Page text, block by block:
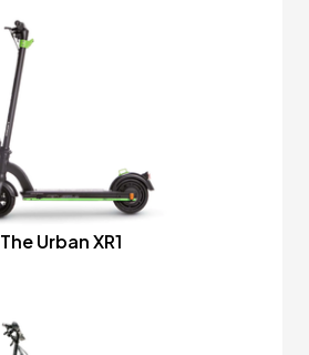
The Urban XR1